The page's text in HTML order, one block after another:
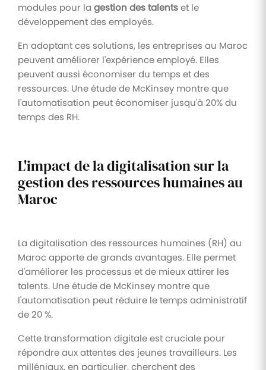
modules pour la gestion des talentset le
développement des employés.
En adoptant ces solutions, les entreprises au Maroc
peuvent améliorer l'expérience employé. Elles
peuvent aussi économiser du temps et des
ressources. Une étude de McKinsey montre que
l'automatisation peut économiser jusqu'à 20% du
temps des RH.
L'impact de la digitalisation sur la
gestion des ressources humaines au
Maroc
La digitalisation des ressources humaines (RH) au
Maroc apporte de grands avantages. Elle permet
d'améliorer les processus et de mieux attirer les
talents. Une étude de McKinsey montre que
l'automatisation peut réduire le temps administratif
de 20 %.
Cette transformation digitale est cruciale pour
répondre aux attentes des jeunes travailleurs. Les
milléniaux, en particulier, cherchent des